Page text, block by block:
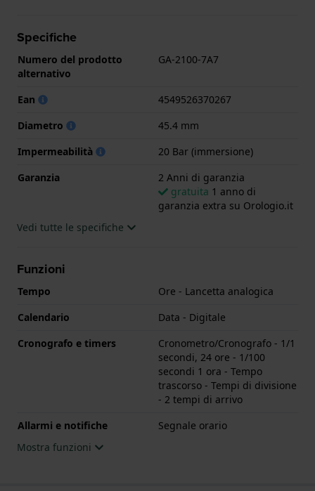
fornito con 2 Anni di garanzia.
.
Specifiche
Numero del prodotto
alternativo
GA-2100-7A7
Ean
4549526370267
Diametro
45.4 mm
Impermeabilità
20 Bar (immersione)
Garanzia
2 Anni di garanzia
gratuita 1 anno di
garanzia extra su Orologio.it
Vedi tutte le specifiche
Funzioni
Tempo
Ore - Lancetta analogica
Calendario
Data - Digitale
Cronografo e timers
Cronometro/Cronografo - 1/1
secondi, 24 ore - 1/100
secondi 1 ora - Tempo
trascorso - Tempi di divisione
- 2 tempi di arrivo
Allarmi e notifiche
Segnale orario
Mostra funzioni